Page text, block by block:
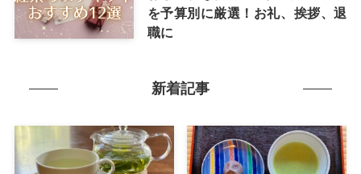
を予算別に厳選！お礼、挨拶、退
職に
新着記事